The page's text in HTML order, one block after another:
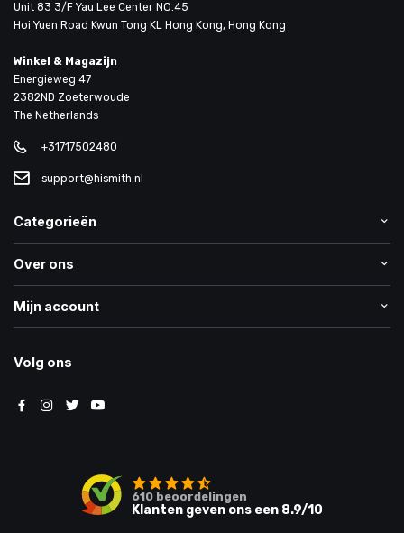
Unit 83 3/F Yau Lee Center NO.45
Hoi Yuen Road Kwun Tong KL Hong Kong, Hong Kong
Winkel & Magazijn
Energieweg 47
2382ND Zoeterwoude
The Netherlands
+31717502480
support@hismith.nl
Categorieën
Over ons
Mijn account
Volg ons
610 beoordelingen
Klanten geven ons een 8.9/10